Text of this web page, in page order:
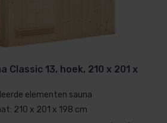
Classic 13, hoek, 210 x 201 x
elementen sauna
210 x 201 x 198 cm